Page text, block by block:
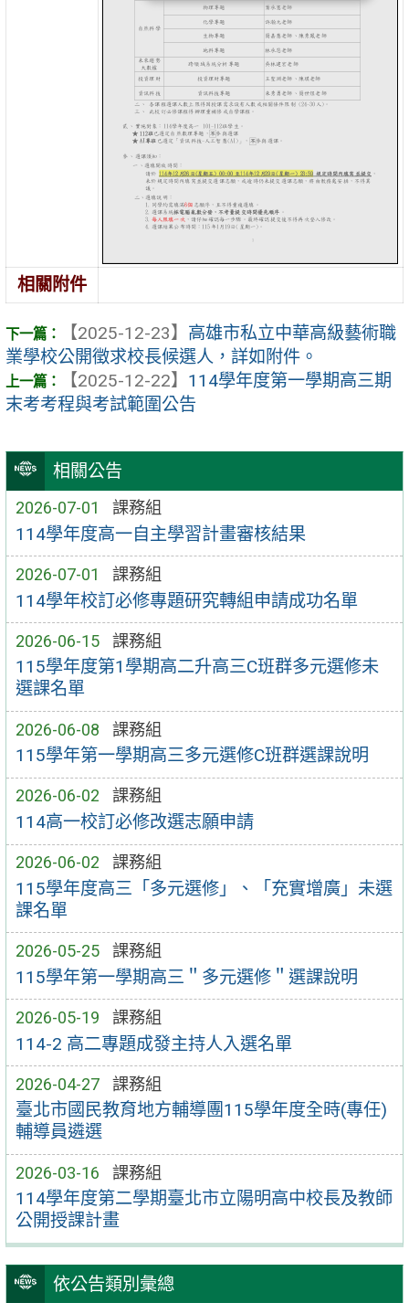
相關公告
2026-07-01 課務組
114學年度高一自主學習計畫審核結果
2026-07-01 課務組
114學年校訂必修專題研究轉組申請成功名單
2026-06-15 課務組
115學年度第1學期高二升高三C班群多元選修未
選課名單
2026-06-08 課務組
115學年第一學期高三多元選修C班群選課說明
2026-06-02 課務組
114高一校訂必修改選志願申請
2026-06-02 課務組
115學年度高三「多元選修」、「充實增廣」未選
課名單
2026-05-25 課務組
115學年第一學期高三＂多元選修＂選課說明
2026-05-19 課務組
114-2 高二專題成發主持人入選名單
2026-04-27 課務組
臺北市國民教育地方輔導團115學年度全時(專任)
輔導員遴選
2026-03-16 課務組
114學年度第二學期臺北市立陽明高中校長及教師
公開授課計畫
依公告類別彙總
相關附件
【2025-12-23】 高雄市私立中華高級藝術職
業學校公開徵求校長候選人，詳如附件。
【2025-12-22】 114學年度第一學期高三期
末考考程與考試範圍公告